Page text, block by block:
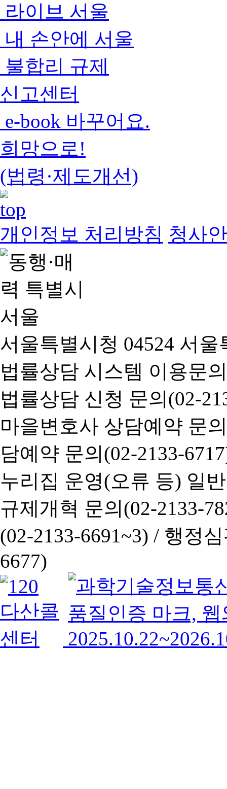
라이브 서울
내 손안에 서울
불합리 규제
신고센터
e-book 바꾸어요.
희망으로!
(법령·제도개선)
개인정보 처리방침 청사
서울특별시청 04524 서
법률상담 시스템 이용문
법률상담 신청 문의(02-
마을변호사 상담예약 문
담예약 문의(02-2133-
누리집 운영(오류 등) 일
규제개혁 문의(02-2133-
(02-2133-6691~3) / 행정심
6677)